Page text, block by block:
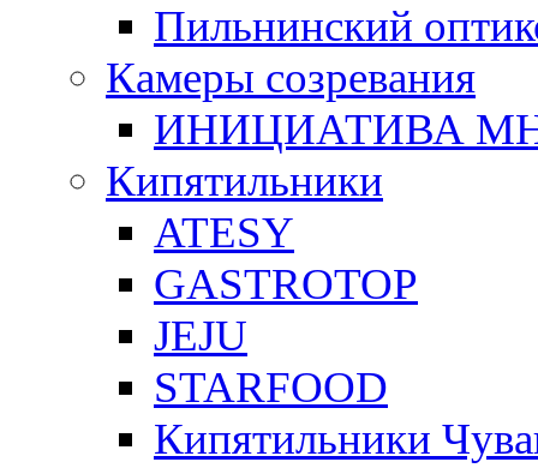
Пильнинский
Камеры созревания
ИНИЦИАТИВА
Кипятильники
ATESY
GASTROTOP
JEJU
STARFOOD
Кипятильники